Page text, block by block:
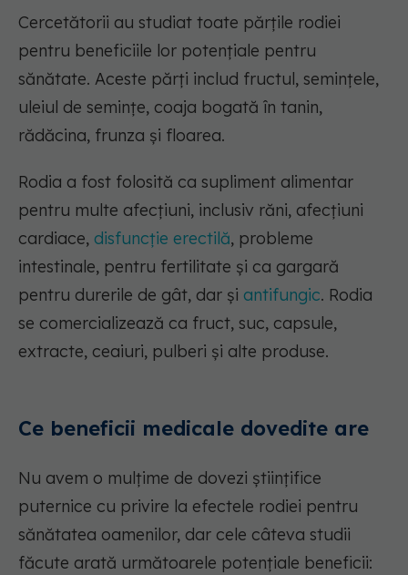
Cercetătorii au studiat toate părțile rodiei
pentru beneficiile lor potențiale pentru
sănătate. Aceste părți includ fructul, semințele,
uleiul de semințe, coaja bogată în tanin,
rădăcina, frunza și floarea.
Rodia a fost folosită ca supliment alimentar
pentru multe afecțiuni, inclusiv răni, afecțiuni
cardiace, disfuncție erectilă, probleme
intestinale, pentru fertilitate și ca gargară
pentru durerile de gât, dar și antifungic. Rodia
se comercializează ca fruct, suc, capsule,
extracte, ceaiuri, pulberi și alte produse.
Ce beneficii medicale dovedite are
Nu avem o mulțime de dovezi științifice
puternice cu privire la efectele rodiei pentru
sănătatea oamenilor, dar cele câteva studii
făcute arată următoarele potențiale beneficii: